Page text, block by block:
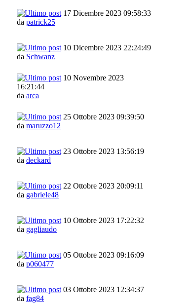
17 Dicembre 2023 09:58:33
da patrick25
10 Dicembre 2023 22:24:49
da Schwanz
10 Novembre 2023
16:21:44
da arca
25 Ottobre 2023 09:39:50
da maruzzo12
23 Ottobre 2023 13:56:19
da deckard
22 Ottobre 2023 20:09:11
da gabriele48
10 Ottobre 2023 17:22:32
da gagliaudo
05 Ottobre 2023 09:16:09
da p060477
03 Ottobre 2023 12:34:37
da fag84